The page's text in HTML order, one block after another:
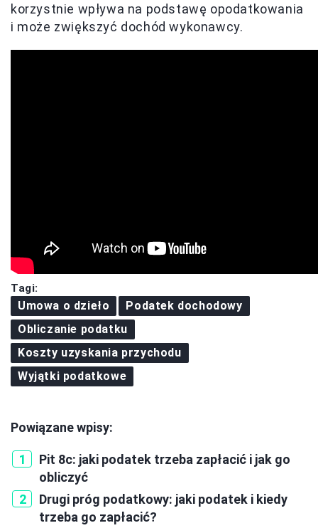
korzystnie wpływa na podstawę opodatkowania
i może zwiększyć dochód wykonawcy.
Tagi:
Umowa o dzieło
Podatek dochodowy
Obliczanie podatku
Koszty uzyskania przychodu
Wyjątki podatkowe
Powiązane wpisy:
Pit 8c: jaki podatek trzeba zapłacić i jak go
obliczyć
Drugi próg podatkowy: jaki podatek i kiedy
trzeba go zapłacić?